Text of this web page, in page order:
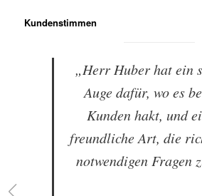
Kundenstimmen
„Herr Huber hat ein
Auge dafür, wo es
Kunden hakt, und
freundliche Art, die
notwendigen Fragen